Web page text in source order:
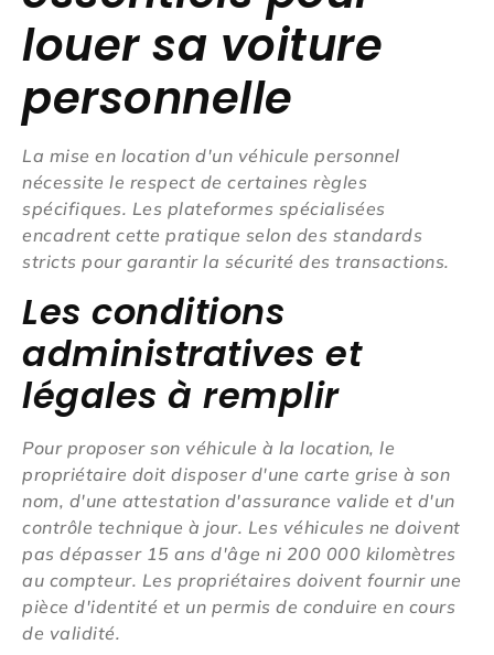
louer sa voiture
personnelle
La mise en location d'un véhicule personnel
nécessite le respect de certaines règles
spécifiques. Les plateformes spécialisées
encadrent cette pratique selon des standards
stricts pour garantir la sécurité des transactions.
Les conditions
administratives et
légales à remplir
Pour proposer son véhicule à la location, le
propriétaire doit disposer d'une carte grise à son
nom, d'une attestation d'assurance valide et d'un
contrôle technique à jour. Les véhicules ne doivent
pas dépasser 15 ans d'âge ni 200 000 kilomètres
au compteur. Les propriétaires doivent fournir une
pièce d'identité et un permis de conduire en cours
de validité.